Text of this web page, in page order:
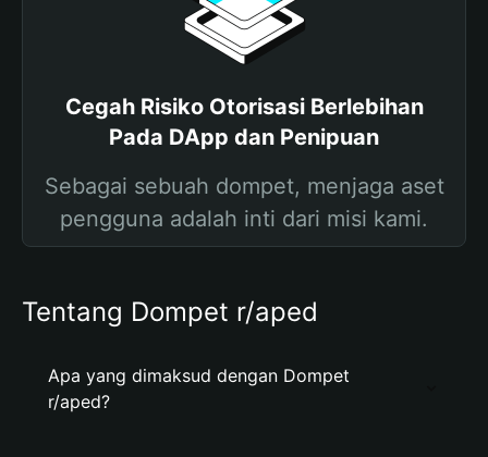
Cegah Risiko Otorisasi Berlebihan
Pada DApp dan Penipuan
Sebagai sebuah dompet, menjaga aset
pengguna adalah inti dari misi kami.
Tentang Dompet r/aped
Apa yang dimaksud dengan Dompet
r/aped?